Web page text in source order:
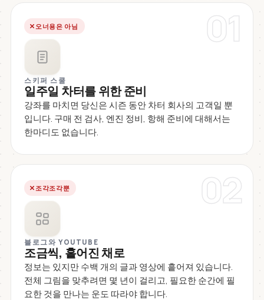
01
오너용은 아님
스키퍼 스쿨
일주일 차터를 위한 준비
강좌를 마치면 당신은 시즌 동안 차터 회사의 고객일 뿐
입니다. 구매 전 검사, 엔진 정비, 항해 준비에 대해서는
한마디도 없습니다.
02
조각조각뿐
블로그와 YOUTUBE
조금씩, 흩어진 채로
정보는 있지만 수백 개의 글과 영상에 흩어져 있습니다.
전체 그림을 맞추려면 몇 년이 걸리고, 필요한 순간에 필
요한 것을 만나는 운도 따라야 합니다.